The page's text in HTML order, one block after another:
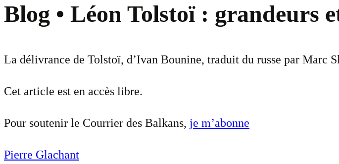
Blog • Léon Tolstoï : grandeurs
La délivrance de Tolstoï, d’Ivan Bounine, traduit du russe par Marc
Cet article est en accès libre.
Pour soutenir le Courrier des Balkans, je m’abonne
Pierre Glachant